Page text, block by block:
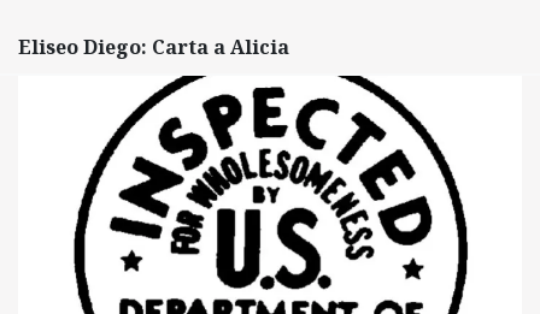
Eliseo Diego: Carta a Alicia